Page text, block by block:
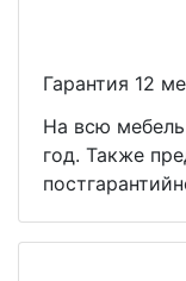
Гарантия 12
На всю
год. Также